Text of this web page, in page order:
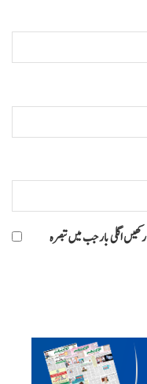
اگلی بار جب میں تبصرہ